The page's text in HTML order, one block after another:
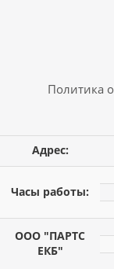
Политика
Адрес:
Часы работы:
ООО "ПАРТС
ЕКБ"